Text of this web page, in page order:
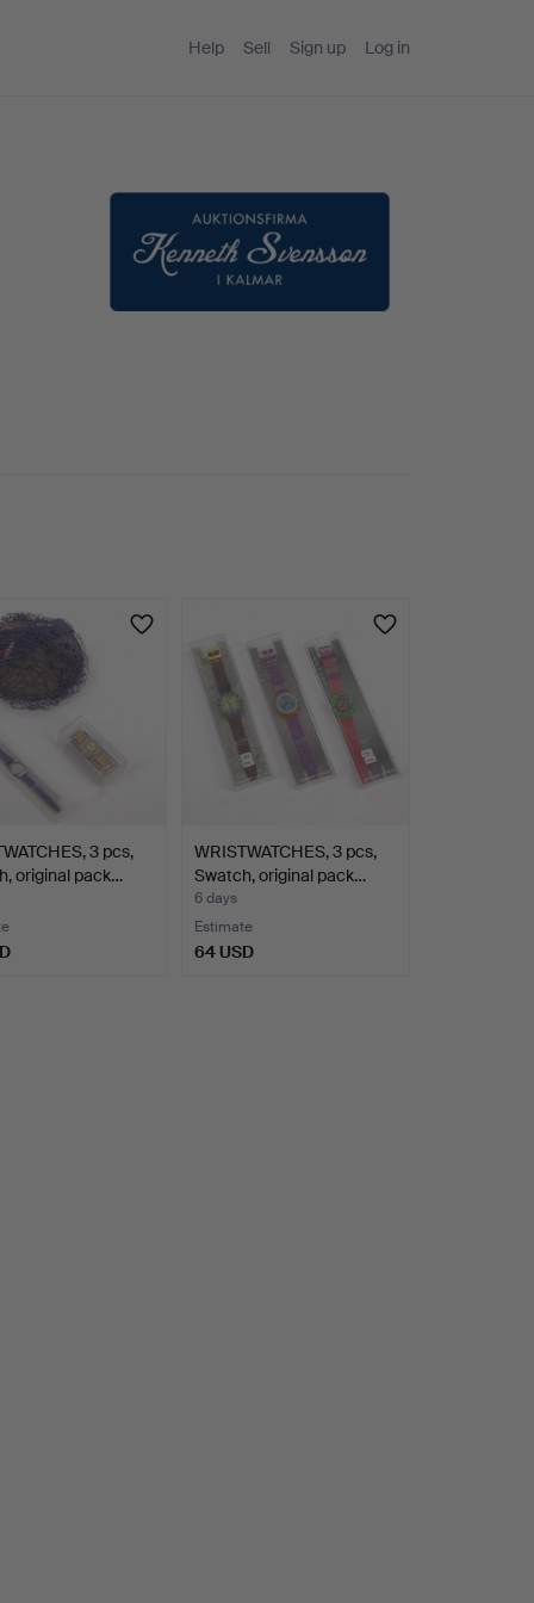
Help Sell Sign up Log in
3 pcs,
original pack…
WRISTWATCHES, 3 pcs,
Swatch, original pack…
6 days
Estimate
64 USD